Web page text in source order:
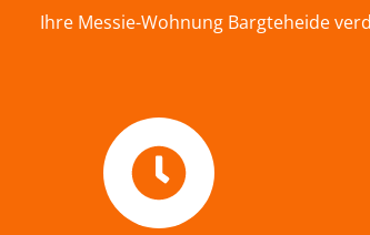
Ihre Messie-Wohnung Bargteheide